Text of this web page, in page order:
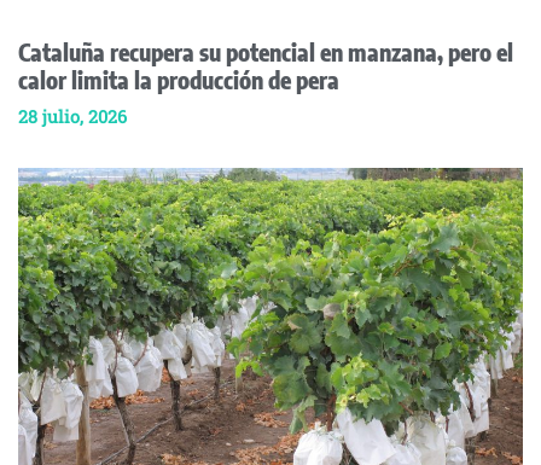
Cataluña recupera su potencial en manzana, pero el
calor limita la producción de pera
28 julio, 2026